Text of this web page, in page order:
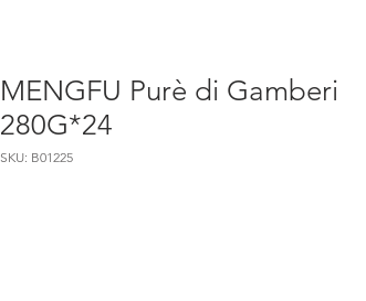
MENGFU Purè di Gamberi
280G*24
SKU: B01225